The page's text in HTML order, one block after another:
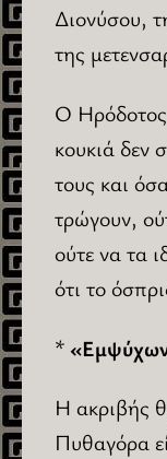
Διονύσου,
της
Ο Ηρόδοτος
κουκιά δεν
τους και
τρώγουν,
ούτε να τα
ότι το
*
Η ακριβής
Πυθαγόρα